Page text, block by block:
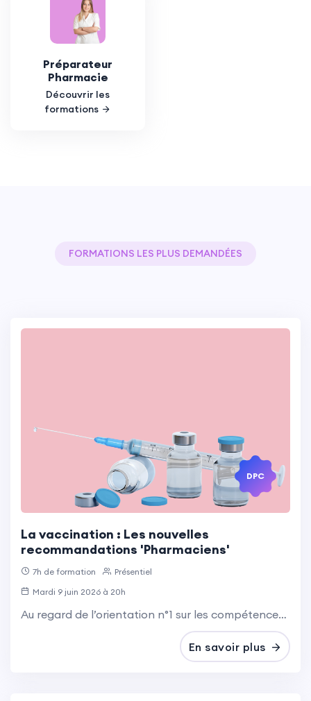
Préparateur
Pharmacie
Découvrir les
formations
FORMATIONS LES PLUS DEMANDÉES
DPC
La vaccination : Les nouvelles
recommandations 'Pharmaciens'
7h de formation
Présentiel
Mardi 9 juin 2026 à 20h
Au regard de l’orientation n°1 sur les compétences vaccinales, cette action de formation est pertinente pour les infirmiers diplômés d’État, les pharmaciens et les préparateurs en pharmacie.
En savoir plus